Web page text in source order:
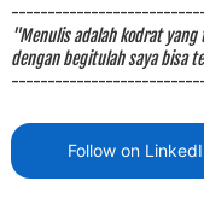
"Menulis adalah kodrat yang
dengan begitulah saya bisa
Follow on